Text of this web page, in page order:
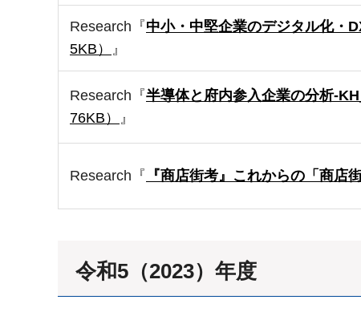
Research『中小・中堅企業のデジタル化・
5KB）
』
Research『半導体と府内参入企業の分析-
76KB）
』
Research『 『商店街考』これからの「商店
令和5（2023）年度